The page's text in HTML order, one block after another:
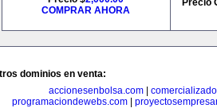
COMPRAR AHORA
Precio
dominios en venta:
accionesenbolsa.com
programaciondewebs.com